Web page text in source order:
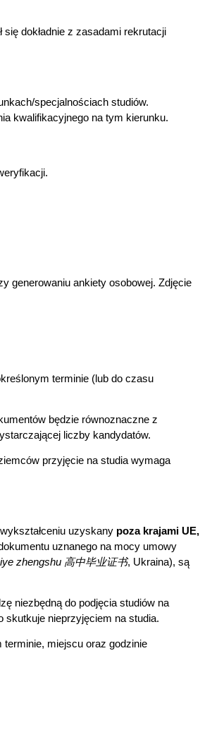
dokładnie z zasadami rekrutacji
specjalnościach studiów.
kwalifikacyjnego na tym kierunku.
generowaniu ankiety osobowej. Zdjęcie
terminie (lub do czasu
będzie równoznaczne z
liczby kandydatów.
przyjęcie na studia wymaga
uzyskany poza krajami UE,
uznanego na mocy umowy
zhengshu 高中毕业证书, Ukraina), są
niezbędną do podjęcia studiów na
skutkuje nieprzyjęciem na studia.
terminie, miejscu oraz godzinie